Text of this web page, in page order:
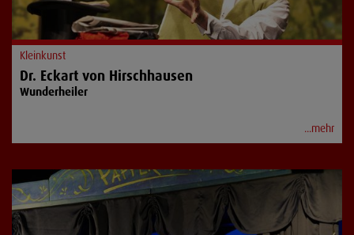
Kleinkunst
Dr. Eckart von Hirschhausen
Wunderheiler
...mehr